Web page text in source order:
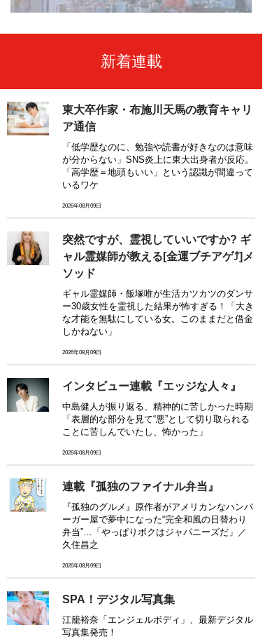
新着連載
東大卒作家・布施川天馬の教育キャリ
ア通信
「低学歴なのに、勉強や読書が好きなのは意味
が分からない」SNS炎上に東大出身者が反応。
「高学歴＝地頭もいい」という認識が間違って
いるワケ
2026年08月09日
突然ですが、霊視していいですか? ギ
ャル霊媒師が教える[金運ブチアゲ⤴]メ
ソッド
ギャル霊媒師・飯塚唯が生活カツカツのダンサ
ー30歳女性を霊視した結果が怖すぎる！「大き
な才能を無駄にしている女。このままだと借金
しかねない」
2026年08月09日
インタビュー連載『エッジな人々』
中島健人が振り返る、精神的に苦しかった時期
「表層的な部分を見て“悪”として切り取られる
ことに苦しんでいたし、怖かった」
2026年08月09日
連載『孤独のファイナル弁当』
『孤独のグルメ』原作者がアメリカンなハンバ
ーガー屋で夢中になった“完全和風の日替わり
弁当”…「やっぱりボクはジャパニーズだ」／
久住昌之
2026年08月09日
SPA！デジタル写真集
江籠裕奈「エンジェルボディ」、最新デジタル
写真集発売！